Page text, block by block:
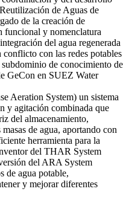
de Aguas de
de la creación de
funcional y nomenclatura
del agua regenerada
con las redes potables
de conocimiento de
GeCon en SUEZ Water
Aeration System) un sistema
y agitación combinada que
del almacenamiento,
de agua, aportando con
herramienta para la
del THAR System
del ARA System
de agua potable,
y mejorar diferentes